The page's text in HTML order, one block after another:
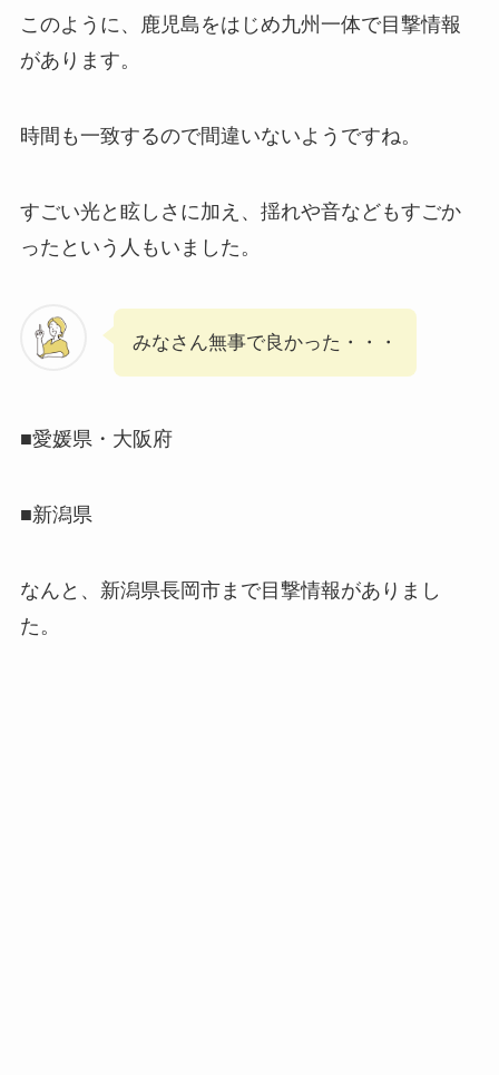
このように、鹿児島をはじめ九州一体で目撃情報
があります。
時間も一致するので間違いないようですね。
すごい光と眩しさに加え、揺れや音などもすごか
ったという人もいました。
みなさん無事で良かった・・・
■愛媛県・大阪府
■新潟県
なんと、新潟県長岡市まで目撃情報がありまし
た。